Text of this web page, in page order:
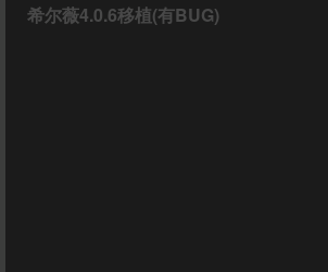
希尔薇4.0.6移植(有BUG)